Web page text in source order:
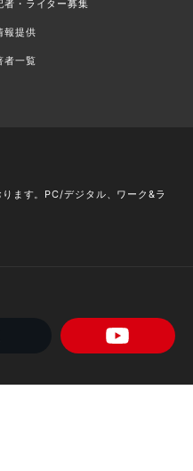
者・ライター募集
報提供
者一覧
ます。PC/デジタル、ワーク&ラ